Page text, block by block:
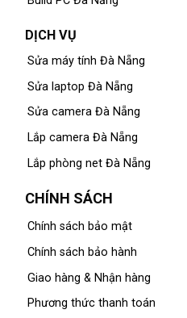
DỊCH VỤ
Sửa máy tính Đà Nẵng
Sửa laptop Đà Nẵng
Sửa camera Đà Nẵng
Lắp camera Đà Nẵng
Lắp phòng net Đà Nẵng
CHÍNH SÁCH
Chính sách bảo mật
Chính sách bảo hành
Giao hàng & Nhận hàng
Phương thức thanh toán